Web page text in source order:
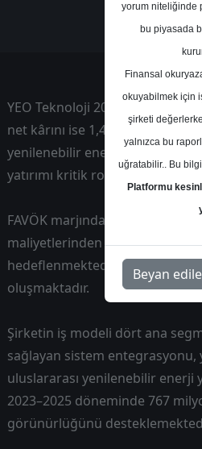
YEO Teknoloji 2025 yılında
net kârını ise 1,48 milyar
yenilenebilir enerji
yatırımı kritik rol oynamaktadır.
FAVÖK marjındaki daralma,
maliyetlerinden
hedeflenmektedir. Net
oluşmaktadır.
Şirketin iş modeli dört ana
sağlayan sistem entegrasyonu,
uluslararası yenilenebilir enerji
2023–2025 döneminde 767
görünürlüğünü
yorum niteliğinde
bu piyasada
Finansal
okuyabilmek için
şirketi
yalnızca bu
uğratabilir.. Bu
Platformu